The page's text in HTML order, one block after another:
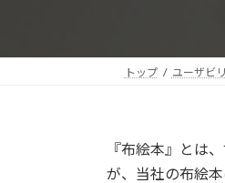
トップ ユーザビ
『布絵本』とは
が、当社の布絵